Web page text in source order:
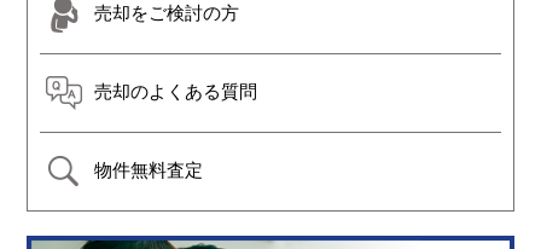
売却をご検討の方
売却のよくある質問
物件無料査定